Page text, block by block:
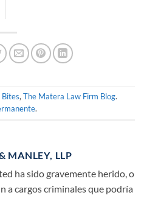
Bites, The Matera Law Firm Blog.
.
MANLEY, LLP
ha sido gravemente herido, o
a cargos criminales que podría